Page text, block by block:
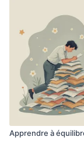
Apprendre à